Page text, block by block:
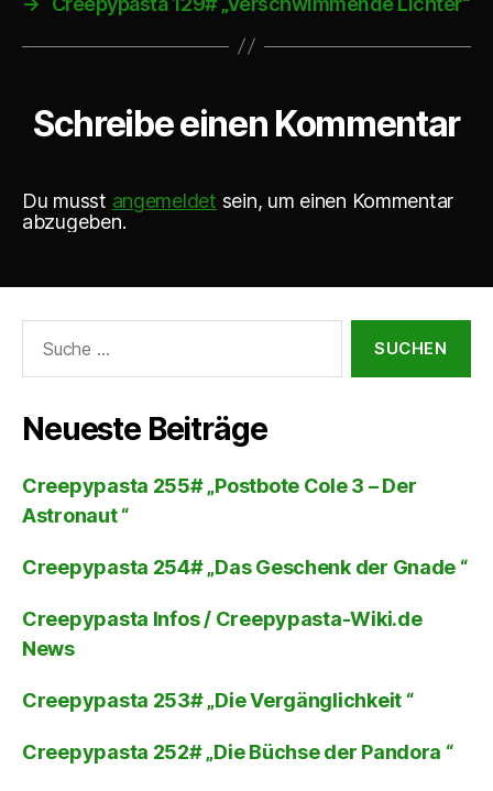
Schreibe einen Kommentar
Du musst angemeldet sein, um einen Kommentar
abzugeben.
nach:
Neueste Beiträge
Creepypasta 255# „Postbote Cole 3 – Der
Astronaut “
Creepypasta 254# „Das Geschenk der Gnade “
Creepypasta Infos / Creepypasta-Wiki.de
News
Creepypasta 253# „Die Vergänglichkeit “
Creepypasta 252# „Die Büchse der Pandora “